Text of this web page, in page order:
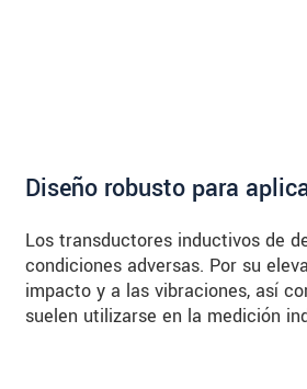
Diseño robusto para
Los transductores inductivos de
condiciones adversas. Por su
impacto y a las vibraciones, así
suelen utilizarse en la medición